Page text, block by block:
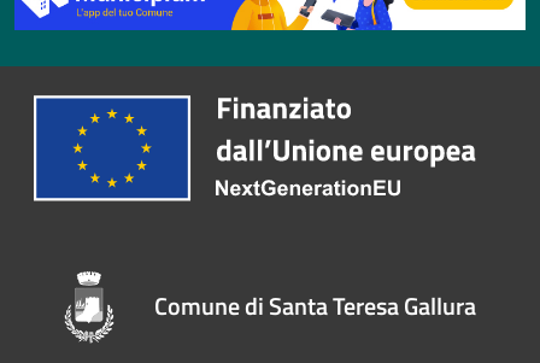
Comune di Santa Teresa Gallura